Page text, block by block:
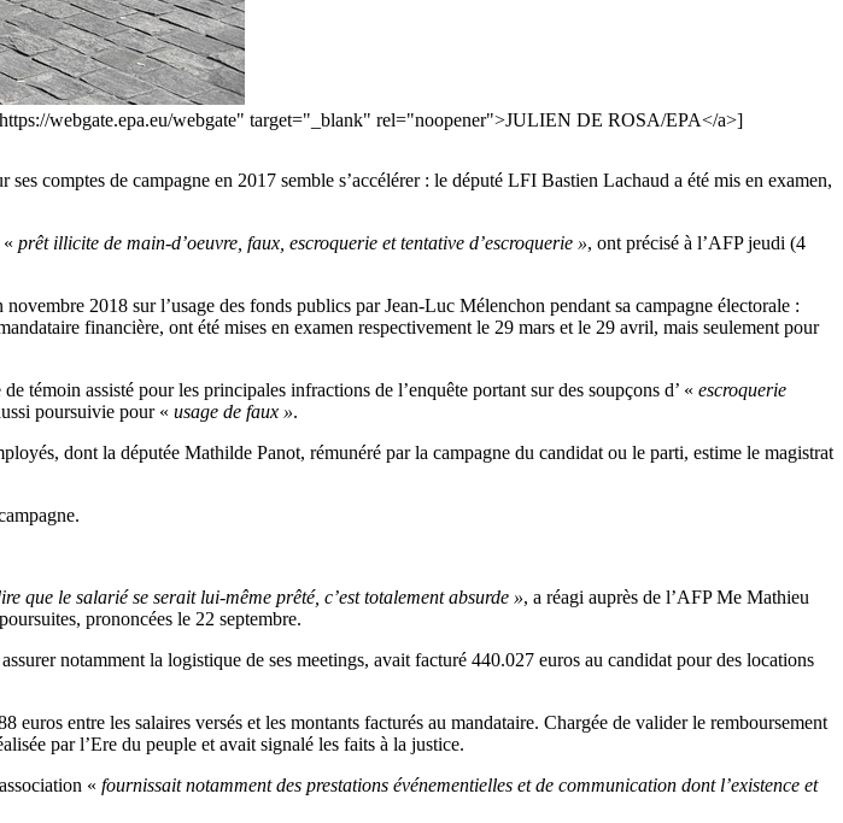
webgate.epa.eu/webgate" target="_blank" rel="noopener">JULIEN DE ROSA/EPA</a>]
comptes de campagne en 2017 semble s’accélérer : le député LFI Bastien Lachaud a été mis en examen,
prêt illicite de main-d’oeuvre, faux, escroquerie et tentative d’escroquerie », ont précisé à l’AFP jeudi (4
2018 sur l’usage des fonds publics par Jean-Luc Mélenchon pendant sa campagne électorale :
financière, ont été mises en examen respectivement le 29 mars et le 29 avril, mais seulement pour
témoin assisté pour les principales infractions de l’enquête portant sur des soupçons d’ « escroquerie
poursuivie pour « usage de faux ».
dont la députée Mathilde Panot, rémunéré par la campagne du candidat ou le parti, estime le magistrat
que le salarié se serait lui-même prêté, c’est totalement absurde », a réagi auprès de l’AFP Me Mathieu
prononcées le 22 septembre.
notamment la logistique de ses meetings, avait facturé 440.027 euros au candidat pour des locations
entre les salaires versés et les montants facturés au mandataire. Chargée de valider le remboursement
par l’Ere du peuple et avait signalé les faits à la justice.
« fournissait notamment des prestations événementielles et de communication dont l’existence et